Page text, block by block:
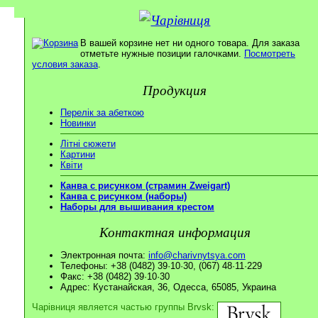
В вашей корзине нет ни одного товара. Для заказа
отметьте нужные позиции галочками. Посмотреть
условия заказа.
Продукция
Перелік за абеткою
Новинки
Літні сюжети
Картини
Квіти
Канва с рисунком (страмин Zweigart)
Канва с рисунком (наборы)
Наборы для вышивания крестом
Контактная информация
Электронная почта: info@charivnytsya.com
Телефоны: +38 (0482) 39·10·30, (067) 48·11·229
Факс: +38 (0482) 39·10·30
Адрес: Кустанайская, 36, Одесса, 65085, Украина
Чарівниця является частью группы Brvsk: